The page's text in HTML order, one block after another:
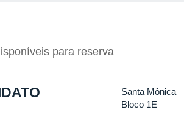
para reserva
Santa Mônica
Bloco 1E